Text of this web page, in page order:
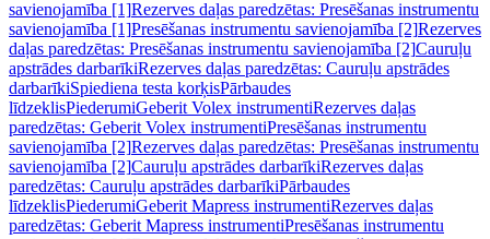
savienojamība [1]Rezerves daļas paredzētas: Presēšanas instrumentu
savienojamība [1]Presēšanas instrumentu savienojamība [2]Rezerves
daļas paredzētas: Presēšanas instrumentu savienojamība [2]Cauruļu
apstrādes darbarīkiRezerves daļas paredzētas: Cauruļu apstrādes
darbarīkiSpiediena testa korķisPārbaudes
līdzeklisPiederumiGeberit Volex instrumentiRezerves daļas
paredzētas: Geberit Volex instrumentiPresēšanas instrumentu
savienojamība [2]Rezerves daļas paredzētas: Presēšanas instrumentu
savienojamība [2]Cauruļu apstrādes darbarīkiRezerves daļas
paredzētas: Cauruļu apstrādes darbarīkiPārbaudes
līdzeklisPiederumiGeberit Mapress instrumentiRezerves daļas
paredzētas: Geberit Mapress instrumentiPresēšanas instrumentu